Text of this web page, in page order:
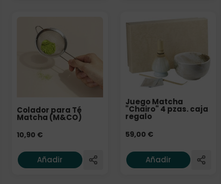
Colador para Té
Matcha (M&CO)
10,90 €
Añadir
Juego Matcha
"Chairo" 4 pzas. caja
regalo
59,00 €
Añadir